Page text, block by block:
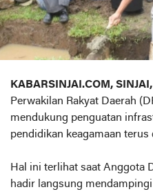
KABARSINJAI.COM, SINJAI,
Perwakilan Rakyat Daerah
mendukung penguatan
pendidikan keagamaan
Hal ini terlihat saat Anggota
hadir langsung